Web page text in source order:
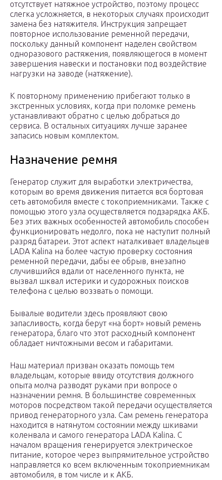
отсутствует натяжное устройство, поэтому процесс
слегка усложняется, в некоторых случаях происходит
замена без натяжителя. Инструкция запрещает
повторное использование ременной передачи,
поскольку данный компонент наделен свойством
одноразового растяжения, появляющегося в момент
завершения навески и постановки под воздействие
нагрузки на заводе (натяжение).
К повторному применению прибегают только в
экстренных условиях, когда при поломке ремень
устанавливают обратно с целью добраться до
сервиса. В остальных ситуациях лучше заранее
запасись новым комплектом.
Назначение ремня
Генератор служит для выработки электричества,
которым во время движения питается вся бортовая
сеть автомобиля вместе с токоприемниками. Также с
помощью этого узла осуществляется подзарядка АКБ.
Без этих важных особенностей автомобиль способен
функционировать недолго, пока не наступит полный
разряд батареи. Этот аспект наталкивает владельцев
LADA Kalina на более частую проверку состояния
ременной передачи, дабы ее обрыв, внезапно
случившийся вдали от населенного пункта, не
вызвал шквал истерики и судорожных поисков
телефона с целью воззвать о помощи.
Бывалые водители здесь проявляют свою
запасливость, когда берут «на борт» новый ремень
генератора, благо что этот расходный компонент
обладает ничтожными весом и габаритами.
Наш материал призван оказать помощь тем
владельцам, которые ввиду отсутствия должного
опыта молча разводят руками при вопросе о
назначении ремня. В большинстве современных
моторов посредством такой передачи осуществляется
привод генераторного узла. Сам ремень генератора
находится в натянутом состоянии между шкивами
коленвала и самого генератора LADA Kalina. С
началом вращения генерируется электрическое
питание, которое через выпрямительное устройство
направляется ко всем включенным токоприемникам
автомобиля, в том числе и к АКБ.